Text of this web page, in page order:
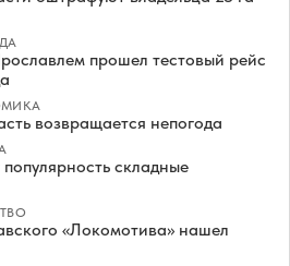
прошел тестовый рейс
возвращается непогода
складные
«Локомотива» нашел